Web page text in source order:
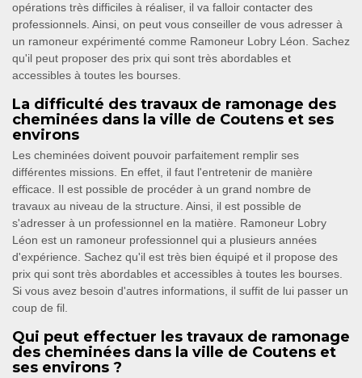
opérations très difficiles à réaliser, il va falloir contacter des
professionnels. Ainsi, on peut vous conseiller de vous adresser à
un ramoneur expérimenté comme Ramoneur Lobry Léon. Sachez
qu'il peut proposer des prix qui sont très abordables et
accessibles à toutes les bourses.
La difficulté des travaux de ramonage des
cheminées dans la ville de Coutens et ses
environs
Les cheminées doivent pouvoir parfaitement remplir ses
différentes missions. En effet, il faut l'entretenir de manière
efficace. Il est possible de procéder à un grand nombre de
travaux au niveau de la structure. Ainsi, il est possible de
s'adresser à un professionnel en la matière. Ramoneur Lobry
Léon est un ramoneur professionnel qui a plusieurs années
d'expérience. Sachez qu'il est très bien équipé et il propose des
prix qui sont très abordables et accessibles à toutes les bourses.
Si vous avez besoin d'autres informations, il suffit de lui passer un
coup de fil.
Qui peut effectuer les travaux de ramonage
des cheminées dans la ville de Coutens et
ses environs ?